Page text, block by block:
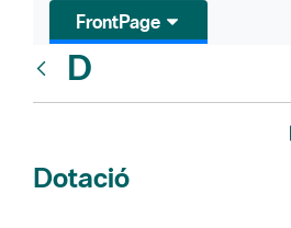
FrontPage
D
Dotació